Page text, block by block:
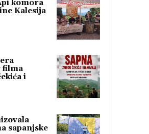
komora
Kalesija
filma
i
sapanjske